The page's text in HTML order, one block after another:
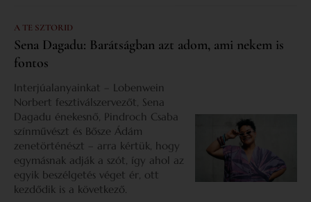
A TE SZTORID
Sena Dagadu: Barátságban azt adom, ami nekem is
fontos
Interjúalanyainkat – Lobenwein
Norbert fesztiválszervezőt, Sena
Dagadu énekesnő, Pindroch Csaba
színművészt és Bősze Ádám
zenetörténészt – arra kértük, hogy
egymásnak adják a szót, így ahol az
egyik beszélgetés véget ér, ott
kezdődik is a következő.